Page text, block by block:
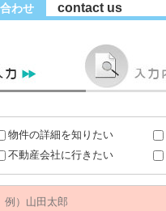
わせ contact us
物件の詳細を知りたい
不動産会社に行きたい